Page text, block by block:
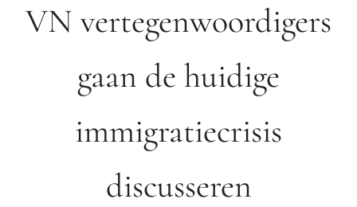
VN vertegenwoordigers
gaan de huidige
immigratiecrisis
discusseren